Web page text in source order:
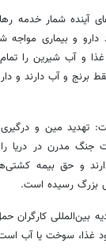
آینده شمار خدمه
و بیماری
و آب دارند و
تهدید مین و
مدرن در دریا را
بین‌المللی